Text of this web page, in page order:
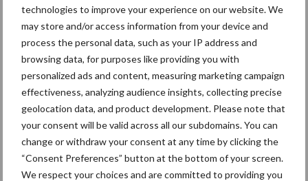
technologies to improve your experience on our website. We
may store and/or access information from your device and
process the personal data, such as your IP address and
browsing data, for purposes like providing you with
personalized ads and content, measuring marketing campaign
effectiveness, analyzing audience insights, collecting precise
geolocation data, and product development. Please note that
your consent will be valid across all our subdomains. You can
change or withdraw your consent at any time by clicking the
“Consent Preferences” button at the bottom of your screen.
We respect your choices and are committed to providing you
Bedrijfsnieuws
Ligbox &
Voerhekken
Toon meer